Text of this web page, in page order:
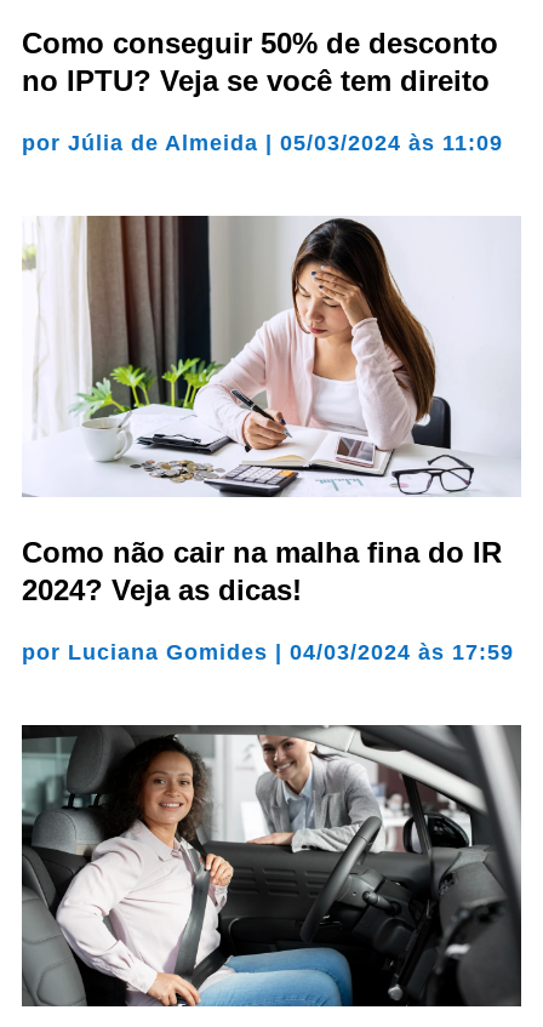
Como conseguir 50% de desconto
no IPTU? Veja se você tem direito
por Júlia de Almeida 05/03/2024 às 11:09
Como não cair na malha fina do IR
2024? Veja as dicas!
por Luciana Gomides 04/03/2024 às 17:59